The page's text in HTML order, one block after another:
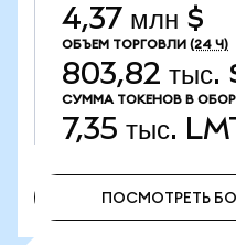
4,37 млн $
ОБЪЕМ ТОРГОВЛИ (24 Ч)
803,82 тыс.
СУММА ТОКЕНОВ В
7,35 тыс.
ПОСМОТРЕТЬ